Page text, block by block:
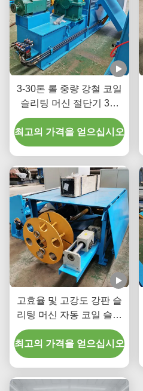
3-30톤 롤 중량 강철 코일
슬리팅 머신 절단기 3상
380V 20-200m/분
최고의 가격을 얻으십시오
고효율 및 고강도 강판 슬
리팅 머신 자동 코일 슬리
터 100m/min 380V/50Hz
최고의 가격을 얻으십시오